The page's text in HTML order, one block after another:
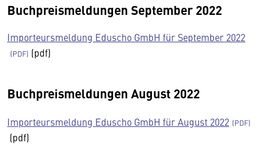
Buchpreismeldungen September 2022
Importeursmeldung Eduscho GmbH für September 2022
(pdf)
Buchpreismeldungen August 2022
Importeursmeldung Eduscho GmbH für August 2022
(pdf)